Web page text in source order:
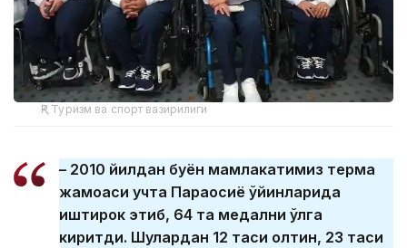
ҚР Туризм ва спорт вазирилиги
– 2010 йилдан буён мамлакатимиз терма
жамоаси учта Параосиё ўйинларида
иштирок этиб, 64 та медални қўлга
киритди. Шулардан 12 таси олтин, 23 таси